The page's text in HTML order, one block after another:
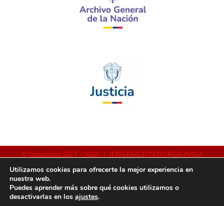
© Copyright 2017 - 2026 | IMPLEMENTADO POR AVISA
FacebookYouTubeInstagram
Utilizamos cookies para ofrecerte la mejor experiencia en
nuestra web.
Puedes aprender más sobre qué cookies utilizamos o
desactivarlas en los ajustes.